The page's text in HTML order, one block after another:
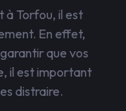
à Torfou, il est
En effet,
que vos
il est important
distraire.